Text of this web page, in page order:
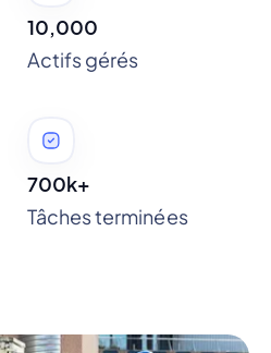
10,000
Actifs gérés
700k+
Tâches terminées